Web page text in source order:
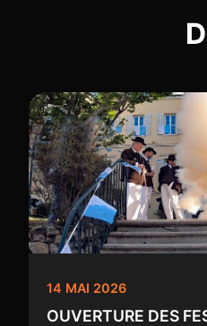
14 MAI 2026
OUVERTURE DES